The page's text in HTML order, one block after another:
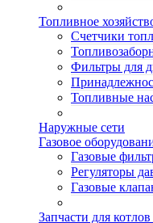
Топливное
Счетчики
Фильтры для
Топливные
Наружные сети
Газовое
Газовые
Регуляторы
Газовые
Запчасти для